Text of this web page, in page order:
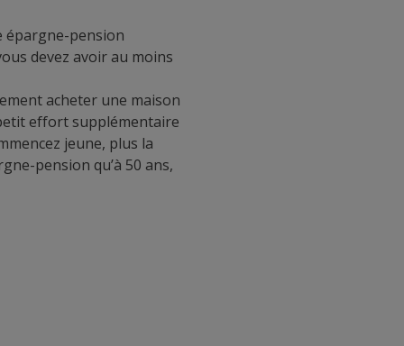
épargne-pension
devez avoir au moins
acheter une maison
effort supplémentaire
jeune, plus la
pension qu’à 50 ans,